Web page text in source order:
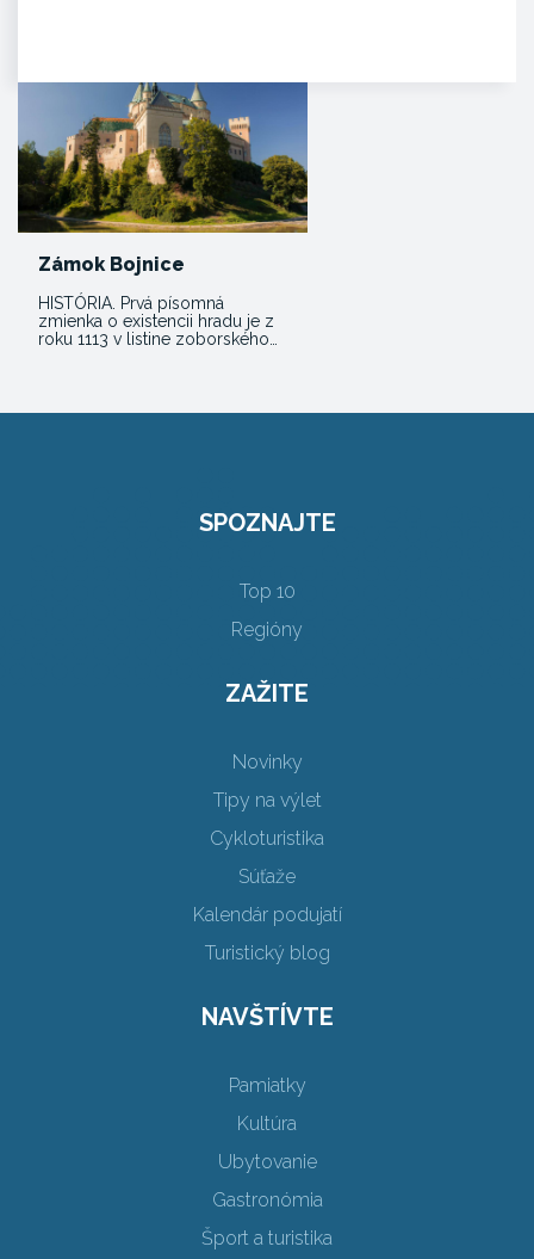
Zámok Bojnice
HISTÓRIA. Prvá písomná
zmienka o existencii hradu je z
roku 1113 v listine zoborského…
SPOZNAJTE
Top 10
Regióny
ZAŽITE
Novinky
Tipy na výlet
Cykloturistika
Súťaže
Kalendár podujatí
Turistický blog
NAVŠTÍVTE
Pamiatky
Kultúra
Ubytovanie
Gastronómia
Šport a turistika